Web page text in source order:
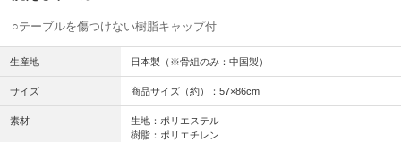
○テーブルを傷つけない樹脂キャップ付
生産地 日本製（※骨組のみ：中国製）
サイズ 商品サイズ（約）：57×86cm
素材
生地：ポリエステル
樹脂：ポリエチレン